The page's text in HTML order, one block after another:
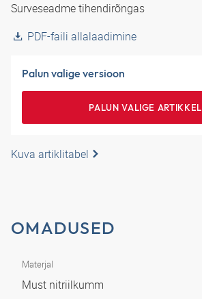
Surveseadme tihendirõngas
PDF-faili allalaadimine
Palun valige versioon
PALUN VALIGE ARTIKKEL
Kuva artiklitabel
OMADUSED
Materjal
Must nitriilkumm